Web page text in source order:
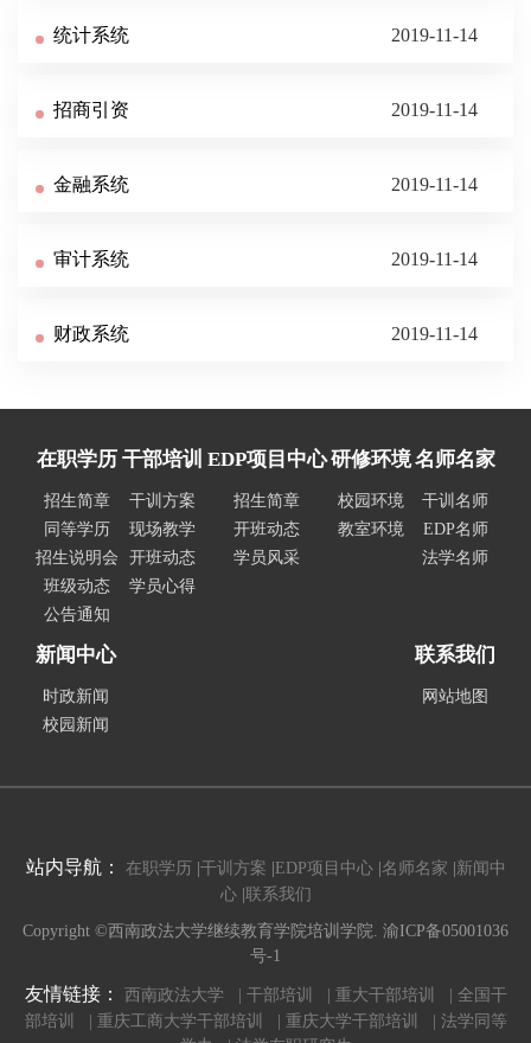
统计系统 2019-11-14
招商引资 2019-11-14
金融系统 2019-11-14
审计系统 2019-11-14
财政系统 2019-11-14
在职学历
招生简章
同等学历
招生说明会
班级动态
公告通知
干部培训
干训方案
现场教学
开班动态
学员心得
EDP项目中心
招生简章
开班动态
学员风采
研修环境
校园环境
教室环境
名师名家
干训名师
EDP名师
法学名师
新闻中心
时政新闻
校园新闻
联系我们
网站地图
站内导航： 在职学历 干训方案 EDP项目中心 名师名家 新闻中
心 联系我们
Copyright ©西南政法大学继续教育学院培训学院. 渝ICP备05001036
号-1
友情链接： 西南政法大学 | 干部培训 | 重大干部培训 |
全国干
部培训 |
重庆工商大学干部培训 | 重庆大学干部培训 |
法学同等